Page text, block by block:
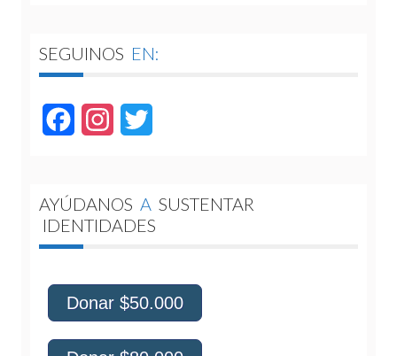
SEGUINOS EN:
FacebookInstagram
AYÚDANOS A SUSTENTAR
IDENTIDADES
Donar $50.000